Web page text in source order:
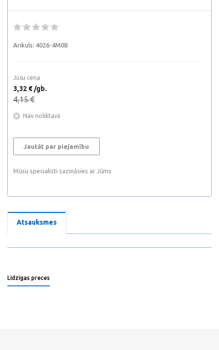
Arikuls: 4026-4M08
Jūsu cena
3,32 € /gb.
4,15 €
Nav noliktavā
Jautāt par piejamību
Mūsu specialisti sazināsies ar Jūms
Atsauksmes
Līdzīgas preces